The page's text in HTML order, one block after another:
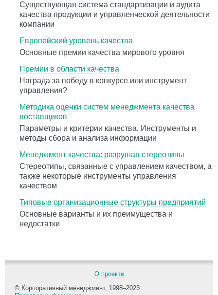
Существующая система стандартизации и аудита
качества продукции и управленческой деятельности
компании
Европейский уровень качества
Основные премии качества мирового уровня
Премии в области качества
Награда за победу в конкурсе или инструмент
управления?
Методика оценки систем менеджмента качества
поставщиков
Параметры и критерии качества. Инструменты и
методы сбора и анализа информации
Менеджмент качества: разрушая стереотипы
Стереотипы, связанные с управлением качеством, а
также некоторые инструменты управления
качеством
Типовые организационные структуры предприятий
Основные варианты и их преимущества и
недостатки
О проекте
© Корпоративный менеджмент, 1998–2023